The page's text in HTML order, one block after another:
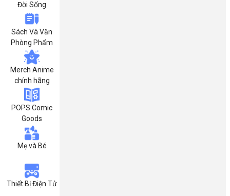
Đời Sống
Sách Và Văn
Phòng Phẩm
Merch Anime
chính hãng
POPS Comic
Goods
Mẹ và Bé
Thiết Bị Điện Tử